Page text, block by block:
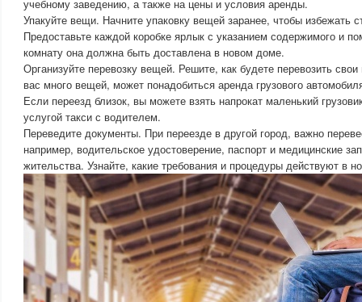
учебному заведению, а также на цены и условия аренды.
Упакуйте вещи. Начните упаковку вещей заранее, чтобы избежать
Предоставьте каждой коробке ярлык с указанием содержимого и
комнату она должна быть доставлена в новом доме.
Организуйте перевозку вещей. Решите, как будете перевозить
вас много вещей, может понадобиться аренда грузового
Если переезд близок, вы можете взять напрокат маленький
услугой такси с водителем.
Переведите документы. При переезде в другой город, важно
например, водительское удостоверение, паспорт и медицинские
жительства. Узнайте, какие требования и процедуры действуют в